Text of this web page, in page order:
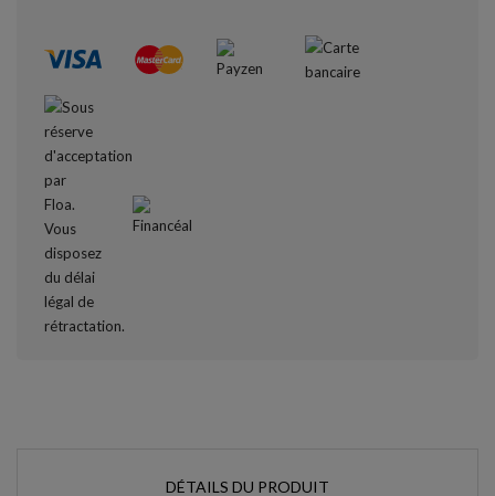
DÉTAILS DU PRODUIT